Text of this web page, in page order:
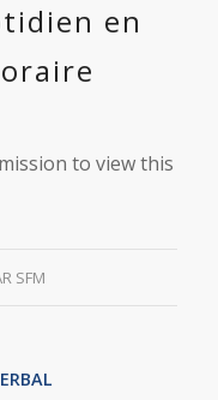
en
to view this
SFM